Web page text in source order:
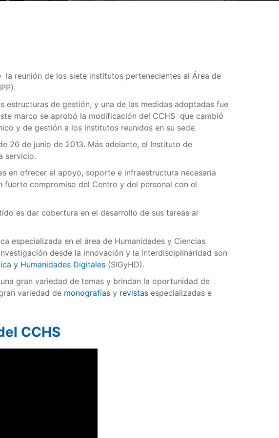
reunión de los siete institutos pertenecientes al Área de
estructuras de gestión, y una de las medidas adoptadas fue
marco se aprobó la modificación del CCHS que cambió
y de gestión a los institutos reunidos en su sede.
26 de junio de 2013. Más adelante, el Instituto de
servicio.
en ofrecer el apoyo, soporte e infraestructura necesaria
compromiso del Centro y del personal con el
es dar cobertura en el desarrollo de sus tareas al
especializada en el área de Humanidades y Ciencias
desde la innovación y la interdisciplinaridad son
y Humanidades Digitales (SIGyHD).
gran variedad de temas y brindan la oportunidad de
variedad de monografías y revistas especializadas e
CCHS